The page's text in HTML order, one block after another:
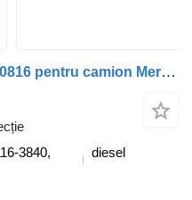
Coloană de direcție A9604600816 pentru camion Mercedes-Benz ACTROS MP4 1845 L
3840,
diesel